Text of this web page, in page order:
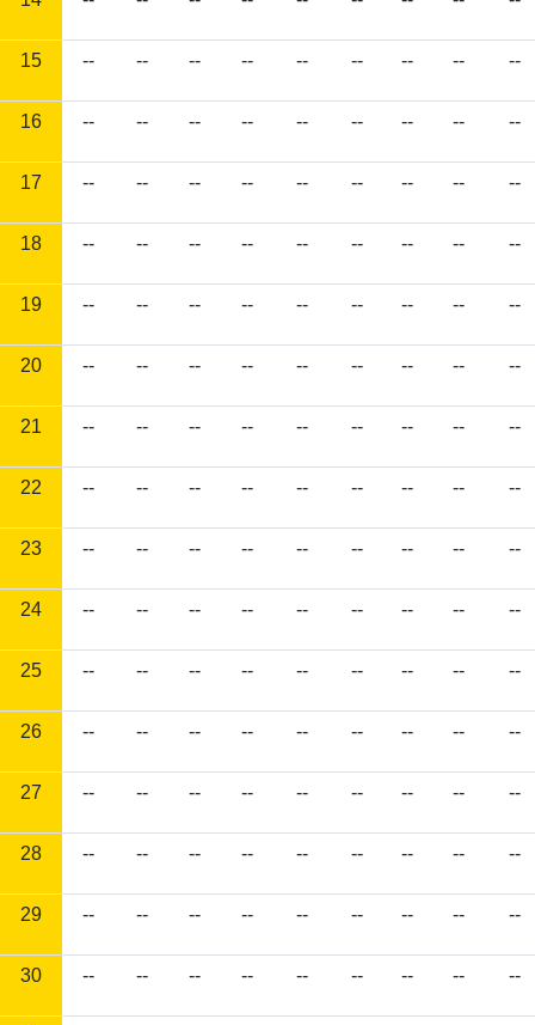
15 -- -- -- -- -- -- -- -- --
16 -- -- -- -- -- -- -- -- --
17 -- -- -- -- -- -- -- -- --
18 -- -- -- -- -- -- -- -- --
19 -- -- -- -- -- -- -- -- --
20 -- -- -- -- -- -- -- -- --
21 -- -- -- -- -- -- -- -- --
22 -- -- -- -- -- -- -- -- --
23 -- -- -- -- -- -- -- -- --
24 -- -- -- -- -- -- -- -- --
25 -- -- -- -- -- -- -- -- --
26 -- -- -- -- -- -- -- -- --
27 -- -- -- -- -- -- -- -- --
28 -- -- -- -- -- -- -- -- --
29 -- -- -- -- -- -- -- -- --
30 -- -- -- -- -- -- -- -- --